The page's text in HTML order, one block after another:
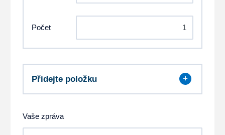
Počet
Přidejte položku
Vaše zpráva